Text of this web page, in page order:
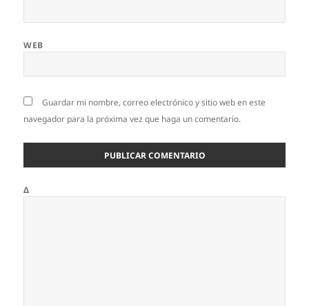
WEB
Guardar mi nombre, correo electrónico y sitio web en este
navegador para la próxima vez que haga un comentario.
Δ